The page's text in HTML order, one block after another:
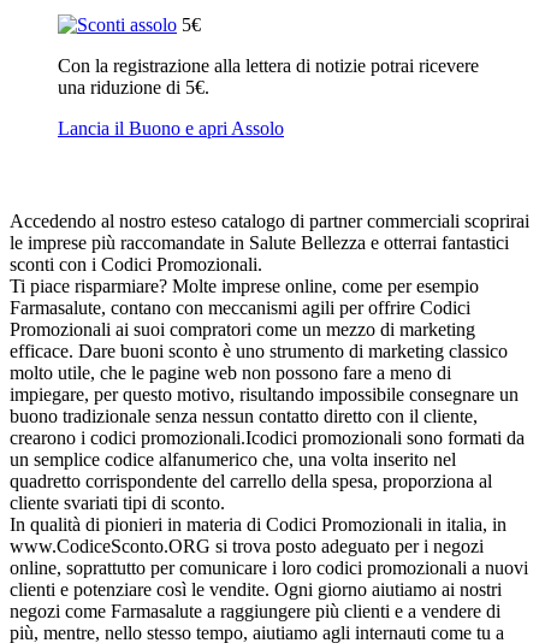
5€
Con la registrazione alla lettera di notizie potrai ricevere
una riduzione di 5€.
Lancia il Buono e apri Assolo
Accedendo al nostro esteso catalogo di partner commerciali scoprirai
le imprese più raccomandate in Salute Bellezza e otterrai fantastici
sconti con i Codici Promozionali.
Ti piace risparmiare? Molte imprese online, come per esempio
Farmasalute, contano con meccanismi agili per offrire Codici
Promozionali ai suoi compratori come un mezzo di marketing
efficace. Dare buoni sconto è uno strumento di marketing classico
molto utile, che le pagine web non possono fare a meno di
impiegare, per questo motivo, risultando impossibile consegnare un
buono tradizionale senza nessun contatto diretto con il cliente,
crearono i codici promozionali.Icodici promozionali sono formati da
un semplice codice alfanumerico che, una volta inserito nel
quadretto corrispondente del carrello della spesa, proporziona al
cliente svariati tipi di sconto.
In qualità di pionieri in materia di Codici Promozionali in italia, in
www.CodiceSconto.ORG si trova posto adeguato per i negozi
online, soprattutto per comunicare i loro codici promozionali a nuovi
clienti e potenziare così le vendite. Ogni giorno aiutiamo ai nostri
negozi come Farmasalute a raggiungere più clienti e a vendere di
più, mentre, nello stesso tempo, aiutiamo agli internauti come tu a